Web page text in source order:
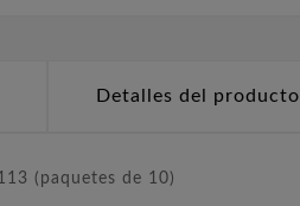
Detalles del producto
(paquetes de 10)